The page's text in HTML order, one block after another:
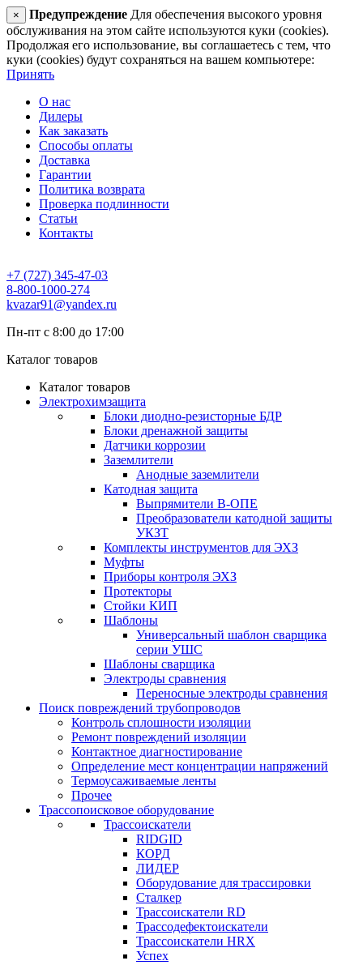
× Предупреждение Для обеспечения высокого уровня
обслуживания на этом сайте используются куки (cookies).
Продолжая его использование, вы соглашаетесь с тем, что
куки (cookies) будут сохраняться на вашем компьютере:
Принять
О нас
Дилеры
Как заказать
Способы оплаты
Доставка
Гарантии
Политика возврата
Проверка подлинности
Статьи
Контакты
+7 (727) 345-47-03
8-800-1000-274
kvazar91@yandex.ru
Пн-пт с 8:00 до 17:00
Каталог товаров
Каталог товаров
Электрохимзащита
Блоки диодно-резисторные БДР
Блоки дренажной защиты
Датчики коррозии
Заземлители
Анодные заземлители
Катодная защита
Выпрямители В-ОПЕ
Преобразователи катодной защиты
УКЗТ
Комплекты инструментов для ЭХЗ
Муфты
Приборы контроля ЭХЗ
Протекторы
Стойки КИП
Шаблоны
Универсальный шаблон сварщика
серии УШС
Шаблоны сварщика
Электроды сравнения
Переносные электроды сравнения
Поиск повреждений трубопроводов
Контроль сплошности изоляции
Ремонт повреждений изоляции
Контактное диагностирование
Определение мест концентрации напряжений
Термоусаживаемые ленты
Прочее
Трассопоисковое оборудование
Трассоискатели
RIDGID
КОРД
ЛИДЕР
Оборудование для трассировки
Сталкер
Трасcоискатели RD
Трассодефектоискатели
Трассоискатели HRX
Успех